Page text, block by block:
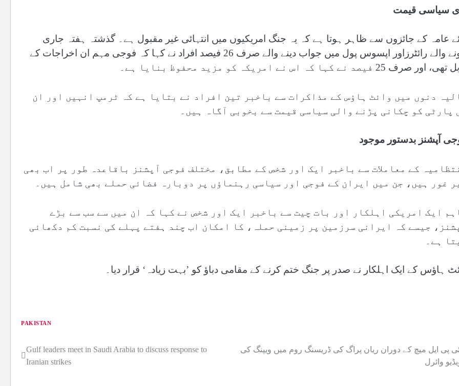
سیاسی قیمت
عامہ کے جائزوں سے ظاہر ہوتا ہے کہ یہ جنگ امریکیوں میں انتہائی غیر مقبول ہے۔ گذشتہ ہفتہ جاری
ہونے والے رائٹرزاور اپسوس پول میں جواب دینے والے صرف 26 فیصد افراد نے کہا کہ فوجی مہم ان اخراجات کے
اور صرف 25 فیصد نے کہا کہ اس نے امریکہ کو مزید محفوظ بنایا ہے۔
دنوں میں وائٹ ہاؤس کے مذاکرات سے باخبر تین افراد نے بتایا ہے کہ ٹرمپ انہیں اور ان
پارٹی کو چکانی پڑنے والی سیاسی قیمت سے بخوبی آگاہ ہیں۔
آپشنز بدستور موجود
کے معاملات سے باخبر ایک اور شخص کے مطابق، مختلف فوجی آپشنز باقاعدہ طور پر اب بھی
غور ہیں، جن میں ایران کے فوجی اور سیاسی رہنماؤں پر دوبارہ فضائی حملے بھی شامل ہیں۔
ایک امریکی اہلکار اور بات چیت سے باخبر ایک اور شخص نے کہا کہ ان میں سے سب سے بڑے
جیسے کہ ایرانی سرزمین پر زمینی حملہ، کا امکان اب چند ہفتے پہلے کی نسبت کم دکھائی
ہے۔
ہاؤس کے ایک اہلکار نے صدر پر جنگ ختم کرنے کے مقامی دباؤ کو ’بہت زیادہ‘ قرار دیا۔
PAKISTAN
Post
Gulf leaders meet in Saudi Arabia to discuss response to
Iranian strikes
پی ایل میچ کے دوران ریان پراگ کی ڈریسنگ روم میں ویپنگ کی
وائرل